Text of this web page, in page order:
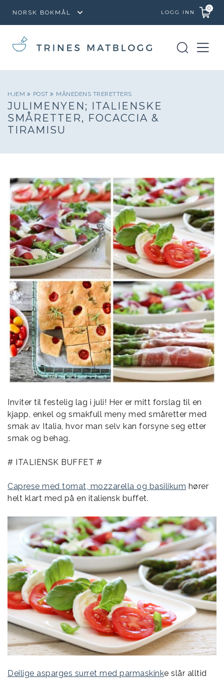
LOGG INN
0
HJEM POST MÅNEDENS TRERETTERS
JULIMENYEN; ITALIENSKE
SMÅRETTER, FOCACCIA &
TIRAMISU
Inviter til festelig lag i juli! Her er mitt forslag til en
kjapp, enkel og smakfull meny med småretter med
smak av Italia, hvor man selv kan forsyne seg etter
smak og behag.
# ITALIENSK BUFFET #
Caprese med tomat, mozzarella og basilikum hører
helt klart med på en italiensk buffet.
Deilige asparges surret med parmaskinke slår alltid